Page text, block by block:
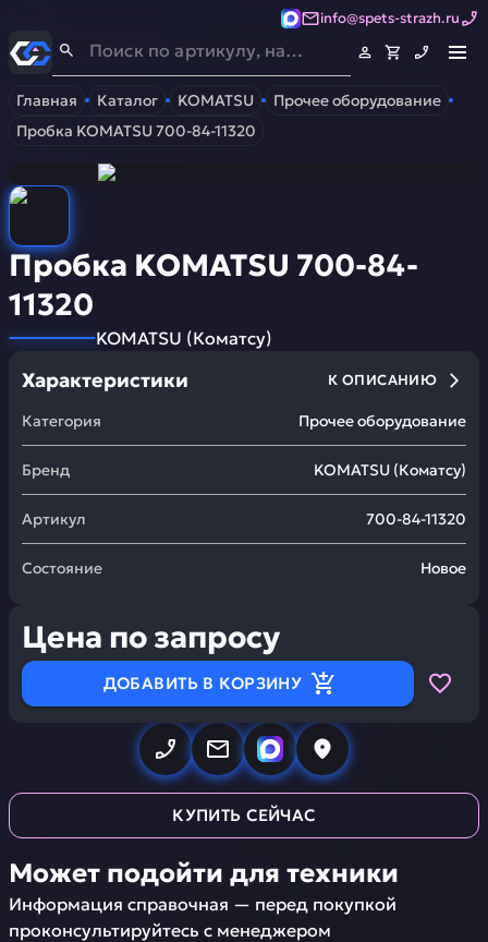
info@spets-strazh.ru
Спец-Страж- Запчасти для спецтехники
Главная Каталог KOMATSU
Прочее оборудование
Пробка KOMATSU 700-84-11320
Пробка KOMATSU 700-84-
11320
KOMATSU (Коматсу)
Характеристики К ОПИСАНИЮ
Категория Прочее оборудование
Бренд KOMATSU (Коматсу)
Артикул 700-84-11320
Состояние Новое
Цена по запросу
ДОБАВИТЬ В КОРЗИНУ
КУПИТЬ СЕЙЧАС
Может подойти для техники
Информация справочная — перед покупкой
проконсультируйтесь с менеджером